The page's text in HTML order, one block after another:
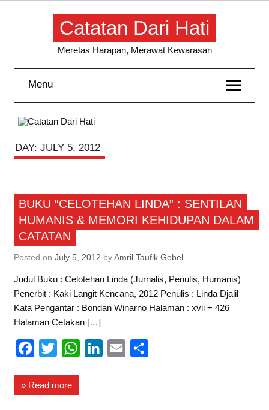
Skip
Catatan Dari Hati
Meretas Harapan, Merawat Kewarasan
Menu
DAY: JULY 5, 2012
Kisahku
Rekomendasi
BUKU “CELOTEHAN LINDA” : SENTILAN
HUMANIS & MEMORI KEHIDUPAN DALAM
CATATAN
Posted on July 5, 2012 byAmril Taufik Gobel
Judul Buku : Celotehan Linda (Jurnalis, Penulis, Humanis)
Penerbit : Kaki Langit Kencana, 2012 Penulis : Linda Djalil
Kata Pengantar : Bondan Winarno Halaman : xvii + 426
Halaman Cetakan […]
c
i
W
» Read more